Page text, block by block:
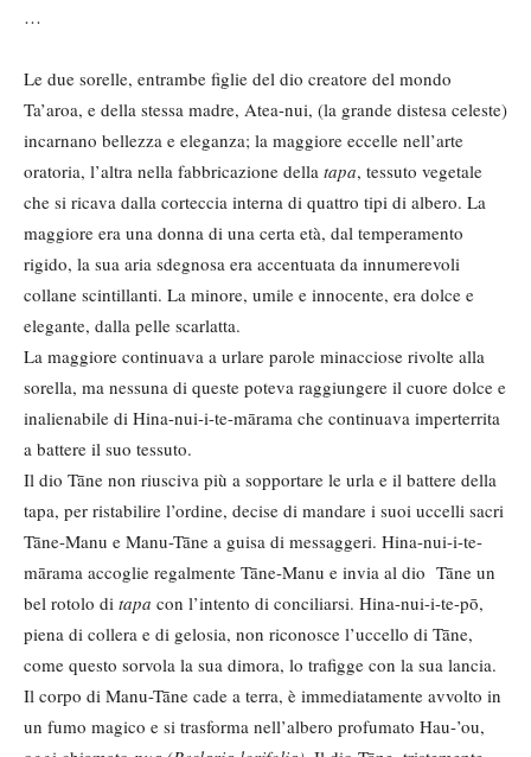
…
Le due sorelle, entrambe figlie del dio creatore del mondo
Ta’aroa, e della stessa madre, Atea-nui, (la grande distesa celeste)
incarnano bellezza e eleganza; la maggiore eccelle nell’arte
oratoria, l’altra nella fabbricazione della tapa, tessuto vegetale
che si ricava dalla corteccia interna di quattro tipi di albero. La
maggiore era una donna di una certa età, dal temperamento
rigido, la sua aria sdegnosa era accentuata da innumerevoli
collane scintillanti. La minore, umile e innocente, era dolce e
elegante, dalla pelle scarlatta.
La maggiore continuava a urlare parole minacciose rivolte alla
sorella, ma nessuna di queste poteva raggiungere il cuore dolce e
inalienabile di Hina-nui-i-te-mārama che continuava imperterrita
a battere il suo tessuto.
Il dio Tāne non riusciva più a sopportare le urla e il battere della
tapa, per ristabilire l’ordine, decise di mandare i suoi uccelli sacri
Tāne-Manu e Manu-Tāne a guisa di messaggeri. Hina-nui-i-te-
mārama accoglie regalmente Tāne-Manu e invia al dio Tāne un
bel rotolo di tapa con l’intento di conciliarsi. Hina-nui-i-te-pō,
piena di collera e di gelosia, non riconosce l’uccello di Tāne,
come questo sorvola la sua dimora, lo trafigge con la sua lancia.
Il corpo di Manu-Tāne cade a terra, è immediatamente avvolto in
un fumo magico e si trasforma nell’albero profumato Hau-’ou,